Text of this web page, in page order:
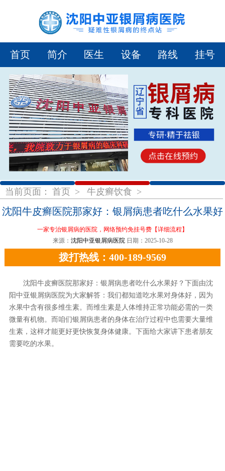
首页 简介 医生 设备 路线 挂号
1 2 3
当前页面： 首页 > 牛皮癣饮食 >
沈阳牛皮癣医院那家好：银屑病患者吃什么水果好
一家专治银屑病的医院，网络预约免挂号费 【详细流程】
来源： 沈阳中亚银屑病医院 日期：2025-10-28
拨打热线：400-189-9569
沈阳牛皮癣医院那家好：银屑病患者吃什么水果好？下面由沈
阳中亚银屑病医院为大家解答：我们都知道吃水果对身体好，因为
水果中含有很多维生素。而维生素是人体维持正常功能必需的一类
微量有机物。而咱们银屑病患者的身体在治疗过程中也需要大量维
生素，这样才能更好更快恢复身体健康。下面给大家讲下患者朋友
需要吃的水果。